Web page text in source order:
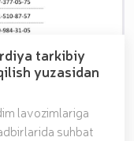
yuzasidan
lavozimlariga
suhbat